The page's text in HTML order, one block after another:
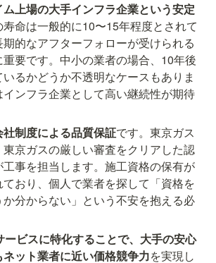
上場の大手インフラ企業という安定
命は一般的に10〜15年程度とされて
的なアフターフォローが受けられる
要です。中小の業者の場合、10年後
るかどうか不透明なケースもありま
ンフラ企業として高い継続性が期待
制度による品質保証です。東京ガス
京ガスの厳しい審査をクリアした認
事を担当します。施工資格の保有が
おり、個人で業者を探して「資格を
分からない」という不安を抱える必
ービスに特化することで、大手の安心
ット業者に近い価格競争力を実現し